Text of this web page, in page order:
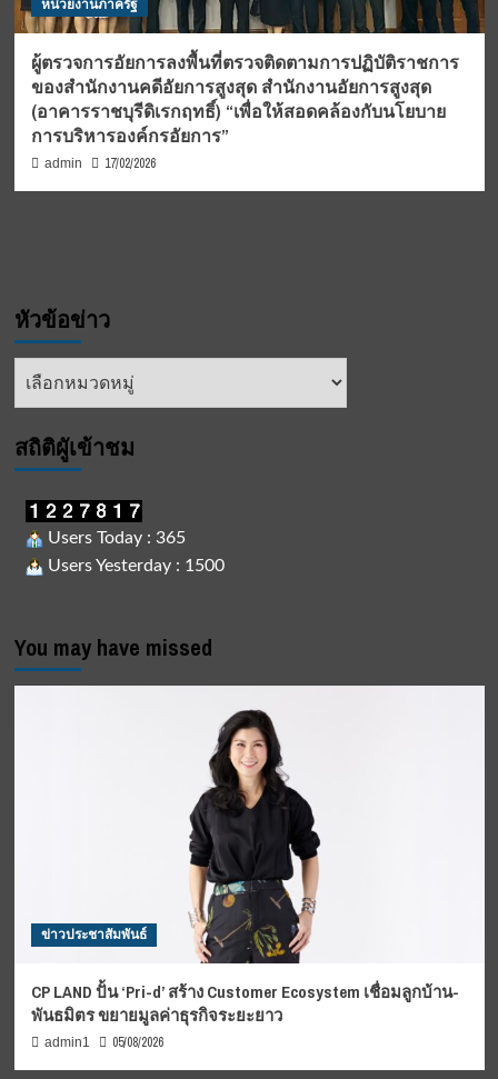
หน่วยงานภาครัฐ
ผู้ตรวจการอัยการลงพื้นที่ตรวจติดตามการปฏิบัติราชการ
ของสำนักงานคดีอัยการสูงสุด สำนักงานอัยการสูงสุด
(อาคารราชบุรีดิเรกฤทธิ์) “เพื่อให้สอดคล้องกับนโยบาย
การบริหารองค์กรอัยการ”
admin 17/02/2026
หัวข้อข่าว
หัวข้อ
สถิติผูัเข้าชม
Users Today : 365
Users Yesterday : 1500
You may have missed
ข่าวประชาสัมพันธ์
CP LAND ปั้น ‘Pri-d’ สร้าง Customer Ecosystem เชื่อมลูกบ้าน-
พันธมิตร ขยายมูลค่าธุรกิจระยะยาว
admin1 05/08/2026